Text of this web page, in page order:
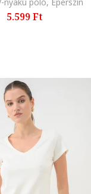
5.599 Ft